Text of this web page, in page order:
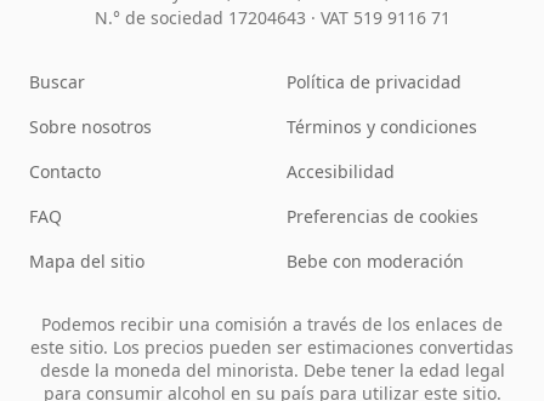
N.° de sociedad 17204643 · VAT 519 9116 71
Buscar
Sobre nosotros
Contacto
FAQ
Mapa del sitio
Política de privacidad
Términos y condiciones
Accesibilidad
Preferencias de cookies
Bebe con moderación
Podemos recibir una comisión a través de los enlaces de
este sitio. Los precios pueden ser estimaciones convertidas
desde la moneda del minorista. Debe tener la edad legal
para consumir alcohol en su país para utilizar este sitio.